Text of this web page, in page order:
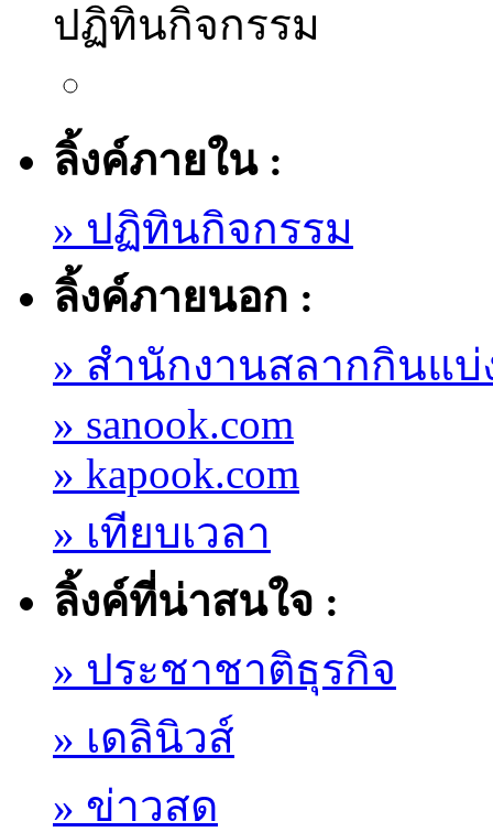
ปฏิทินกิจกรรม
ลิ้งค์ภายใน :
» ปฏิทินกิจกรรม
ลิ้งค์ภายนอก :
» สำนักงานสลากกินแบ่
» sanook.com
» kapook.com
» เทียบเวลา
ลิ้งค์ที่น่าสนใจ :
» ประชาชาติธุรกิจ
» เดลินิวส์
» ข่าวสด